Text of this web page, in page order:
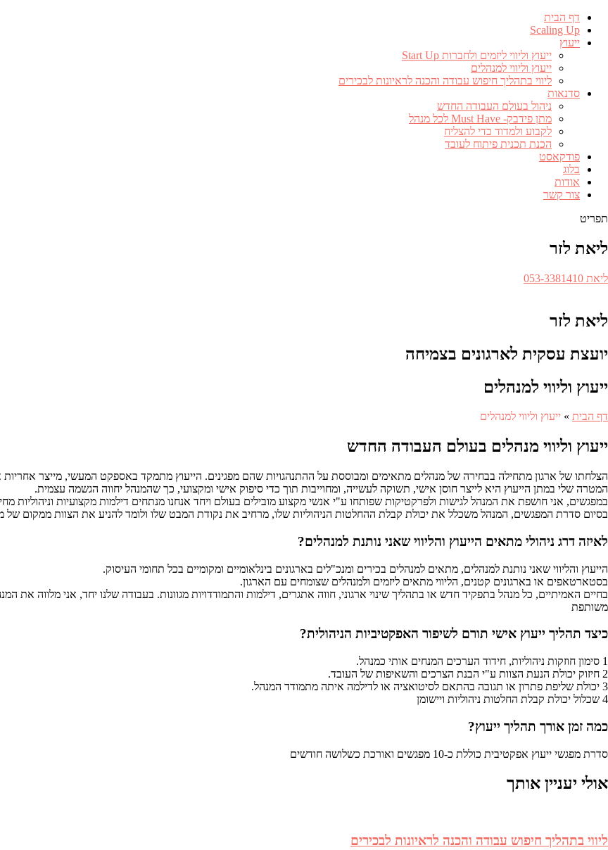
דף הבית
Scaling Up
ייעוץ
ייעוץ וליווי ליזמים ולחברות Start Up
ייעוץ וליווי למנהלים
ליווי בתהליך חיפוש עבודה והכנה לראיונות לבכירים
סדנאות
ניהול בעולם העבודה החדש
מתן פידבק- Must Have לכל מנהל
לקבוע ולמדוד כדי להצליח
הכנת תכנית פיתוח לעובד
פודקאסט
בלוג
אודות
צור קשר
תפריט
ליאת לזר
מספר
ליאת 053-3381410​
ליאת לזר
יועצת עסקית לארגונים בצמיחה
ייעוץ וליווי למנהלים
דף הבית » ייעוץ וליווי למנהלים
ייעוץ וליווי מנהלים בעולם העבודה החדש
הצלחתו של ארגון מתחילה בבחירה של מנהלים מתאימים ומבוססת על ההתנהגויות שהם מפגינים. הייעוץ מתמקד באספקט המעשי, מייצר אחריות
המטרה שלי במתן הייעוץ היא לייצר חוסן אישי, תשוקה לעשייה, ומחוייבות תוך כדי סיפוק אישי ומקצועי, כך שהמנהל יחווה הגשמה עצמית.
במפגשים, אני חושפת את המנהל לגישות ולפרקטיקות שפותחו ע"י אנשי מקצוע מובילים בעולם ויחד אנחנו מנתחים דילמות מקצועיות וניהוליות
בסיום סדרת המפגשים, המנהל משכלל את יכולת קבלת ההחלטות הניהוליות שלו, מרחיב את נקודת המבט שלו ולומד להניע את הצוות ממקום של
לאיזה דרג ניהולי מתאים הייעוץ והליווי שאני נותנת למנהלים?
הייעוץ והליווי שאני נותנת למנהלים, מתאים למנהלים בכירים ומנכ"לים בארגונים בינלאומיים ומקומיים בכל תחומי העיסוק.
בסטארטאפים או בארגונים קטנים, הליווי מתאים ליזמים ולמנהלים שצומחים עם הארגון.
בחיים האמיתיים, כל מנהל בתפקיד חדש או בתהליך שינוי ארגוני, חווה אתגרים, דילמות והתמודדויות מגוונות. בעבודה שלנו יחד, אני מלווה
משותפת
כיצד תהליך ייעוץ אישי תורם לשיפור האפקטיביות הניהולית?
1 סימון חוזקות ניהוליות, חידוד הערכים המנחים אותי כמנהל.
2 חיזוק יכולת הנעת הצוות ע"י הבנת הצרכים והשאיפות של העובד.
3 יכולת שליפת פתרון או תגובה בהתאם לסיטואציה או לדילמה איתה מתמודד המנהל.
4 שכלול יכולת קבלת החלטות ניהוליות ויישומן
כמה זמן אורך תהליך ייעוץ?
סדרת מפגשי ייעוץ אפקטיבית כוללת כ-10 מפגשים ואורכת כשלושה חודשים
אולי יעניין אותך
ליווי בתהליך חיפוש עבודה והכנה לראיונות לבכירים